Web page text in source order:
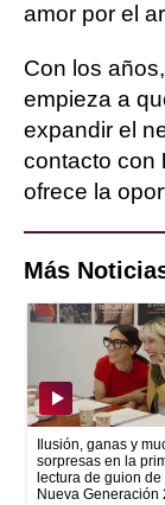
amor por el
Con los
empieza a
expandir el
contacto con
ofrece la
Más
Ilusión, ganas y
sorpresas en la
lectura de guion de
Nueva Generación